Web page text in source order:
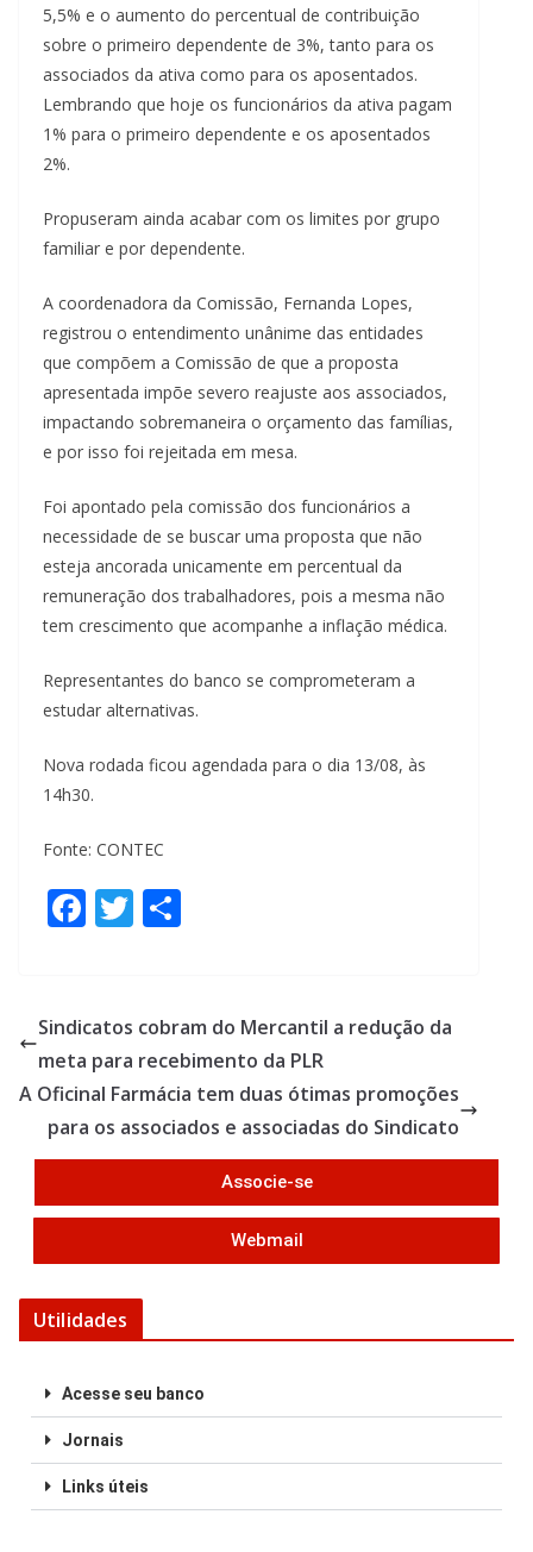
5,5% e o aumento do percentual de contribuição
sobre o primeiro dependente de 3%, tanto para os
associados da ativa como para os aposentados.
Lembrando que hoje os funcionários da ativa pagam
1% para o primeiro dependente e os aposentados
2%.
Propuseram ainda acabar com os limites por grupo
familiar e por dependente.
A coordenadora da Comissão, Fernanda Lopes,
registrou o entendimento unânime das entidades
que compõem a Comissão de que a proposta
apresentada impõe severo reajuste aos associados,
impactando sobremaneira o orçamento das famílias,
e por isso foi rejeitada em mesa.
Foi apontado pela comissão dos funcionários a
necessidade de se buscar uma proposta que não
esteja ancorada unicamente em percentual da
remuneração dos trabalhadores, pois a mesma não
tem crescimento que acompanhe a inflação médica.
Representantes do banco se comprometeram a
estudar alternativas.
Nova rodada ficou agendada para o dia 13/08, às
14h30.
Fonte: CONTEC
F
b
o
o
k
T
er e
Sindicatos cobram do Mercantil a redução da
meta para recebimento da PLR
A Oficinal Farmácia tem duas ótimas promoções
para os associados e associadas do Sindicato
Associe-se
Webmail
Utilidades
Acesse seu banco
Jornais
Links úteis